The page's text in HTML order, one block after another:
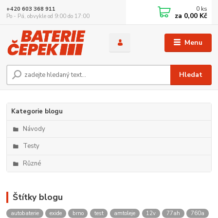
Menu
Hledat
+420 603 368 911
Po - Pá, obvykle od 9:00 do 17:00
0 ks
za 0,00 Kč
Kategorie blogu
Návody
Testy
Různé
Štítky blogu
autobaterie exide brno test amtoleje 12v 77ah
760a